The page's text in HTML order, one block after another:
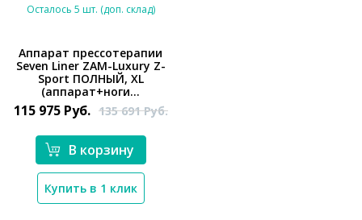
*}
Осталось 5 шт. (доп. склад)
Аппарат прессотерапии
Seven Liner ZAM-Luxury Z-
Sport ПОЛНЫЙ, XL
(аппарат+ноги...
115 975 Руб. 135 691Руб.
В корзину
Купить в 1 клик